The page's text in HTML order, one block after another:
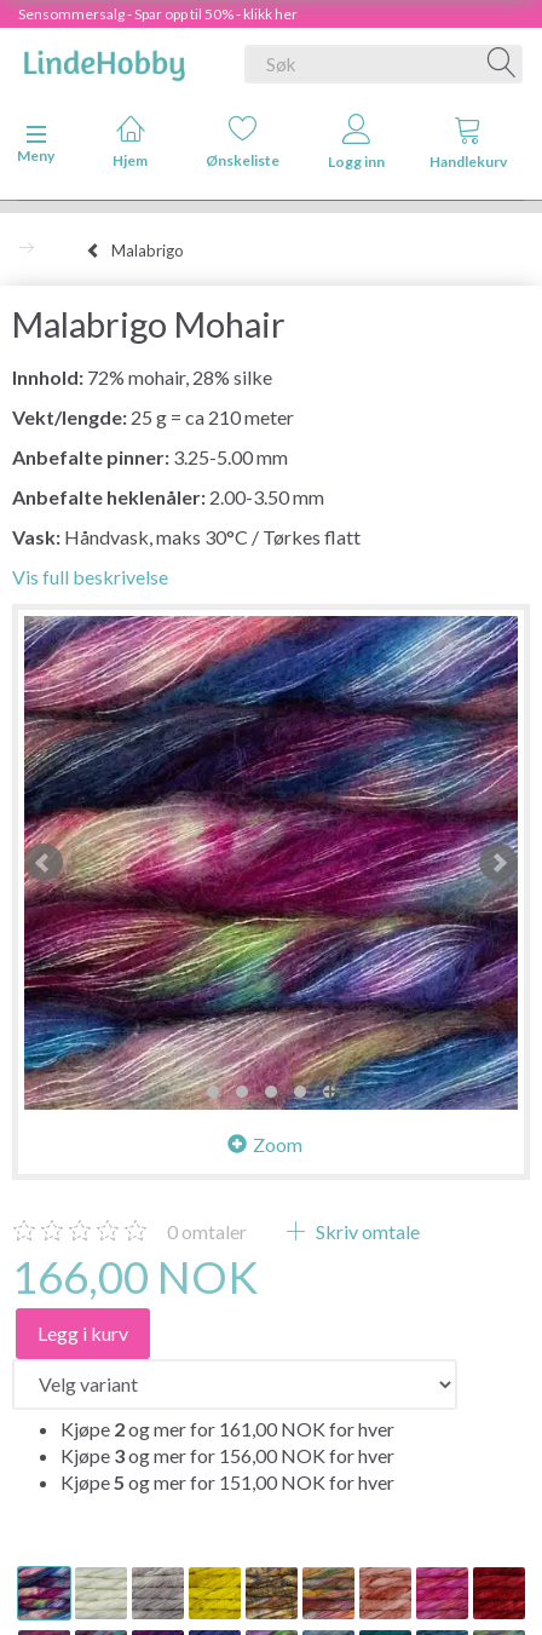
Sensommersalg - Spar opp til 50% - klikk her
Veksle navigasjon
Meny
Hjem Ønskeliste Logg inn Handlekurv
Malabrigo
Malabrigo Mohair
Innhold: 72% mohair, 28% silke
Vekt/lengde: 25 g = ca 210 meter
Anbefalte pinner: 3.25-5.00 mm
Anbefalte heklenåler: 2.00-3.50 mm
Vask: Håndvask, maks 30°C / Tørkes flatt
Vis full beskrivelse
Zoom
0 omtaler Skriv omtale
166,00 NOK
Legg i kurv
Kjøpe 2og mer for 161,00 NOK for hver
Kjøpe 3og mer for 156,00 NOK for hver
Kjøpe 5 og mer for 151,00 NOK for hver